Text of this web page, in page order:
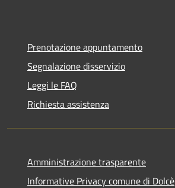
Prenotazione appuntamento
Segnalazione disservizio
Leggi le FAQ
Richiesta assistenza
Amministrazione trasparente
Informative Privacy comune di Dolcè